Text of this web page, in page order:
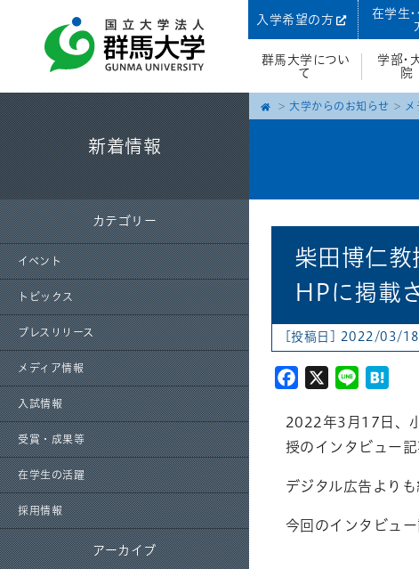
入学希望の方
在学生
群馬大学につい
て
学部・
院
新着情報
カテゴリー
イベント
トピックス
プレスリリース
メディア情報
入試情報
受賞・成果等
在学生の活躍
採用情報
アーカイブ
大学からのお知らせ
柴田博仁教
HPに掲載
[投稿日] 2022/03/
Facebook
X Line
2022年3月17日、
授のインタビュー
デジタル広告より
今回のインタビュ